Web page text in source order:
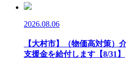
2026.08.06
【大村市】（物価高対策）
支援金を給付します【8/31】